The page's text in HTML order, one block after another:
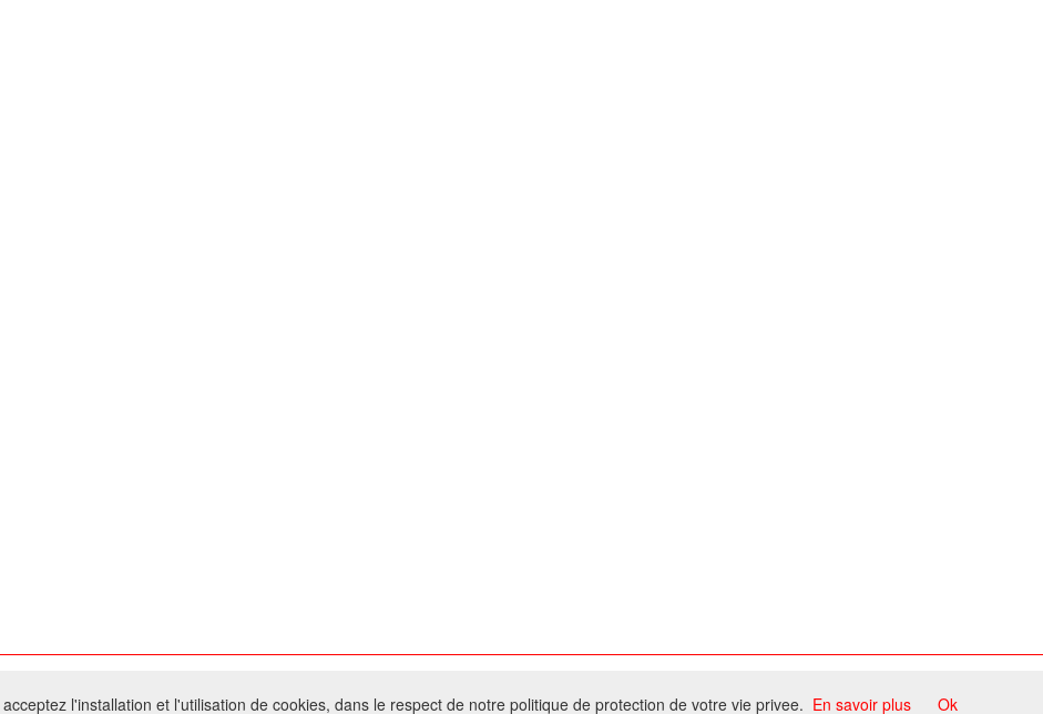
- Toute reproduction du contenu de ce site, même partielle, est interdite sans accord du propriétaire.
l'installation et l'utilisation de cookies, dans le respect de notre politique de protection de votre vie privee. En savoir plus Ok